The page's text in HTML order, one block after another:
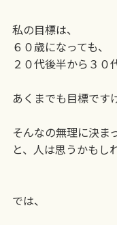
私の目標は、
６０歳になっても、
２０代後半から３０
あくまでも目標です
そんなの無理に決ま
と、人は思うかもし
では、